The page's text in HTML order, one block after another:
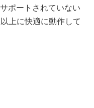
ポートされていない
上に快適に動作して